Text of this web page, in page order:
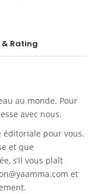
& Rating
au monde. Pour
avec nous.
éditoriale pour vous.
et que
s’il vous plaît
et